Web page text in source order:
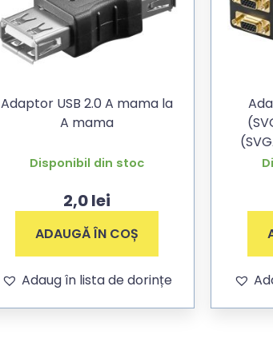
Adaptor USB 2.0 A mama la
A mama
Disponibil din stoc
2,0lei
ADAUGĂ ÎN COȘ
Adaug în lista de dorințe